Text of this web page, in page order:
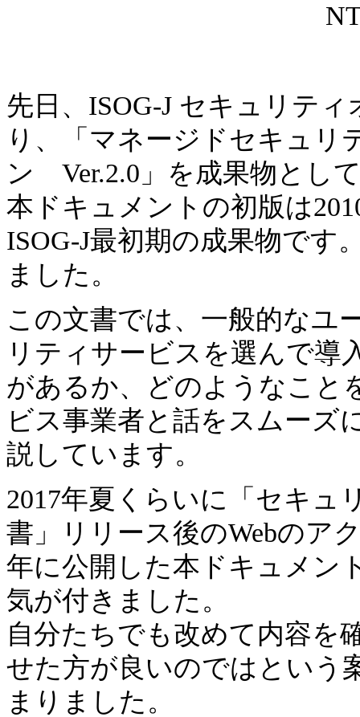
先日、ISOG-J セキュリテ
り、「マネージドセキュリ
ン Ver.2.0」を成果物とし
本ドキュメントの初版は
ISOG-J最初期の成果物です
ました。
この文書では、一般的なユ
リティサービスを選んで導
があるか、どのようなこと
ビス事業者と話をスムーズ
説しています。
2017年夏くらいに「セキュ
書」リリース後のWebのア
年に公開した本ドキュメン
気が付きました。
自分たちでも改めて内容を
せた方が良いのではという
まりました。